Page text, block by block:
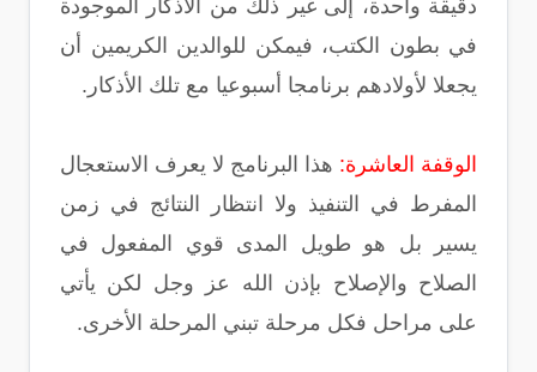
دقيقة واحدة، إلى غير ذلك من الأذكار الموجودة
في بطون الكتب، فيمكن للوالدين الكريمين أن
يجعلا لأولادهم برنامجا أسبوعيا مع تلك الأذكار.
الوقفة العاشرة: هذا البرنامج لا يعرف الاستعجال
المفرط في التنفيذ ولا انتظار النتائج في زمن
يسير بل هو طويل المدى قوي المفعول في
الصلاح والإصلاح بإذن الله عز وجل لكن يأتي
على مراحل فكل مرحلة تبني المرحلة الأخرى.